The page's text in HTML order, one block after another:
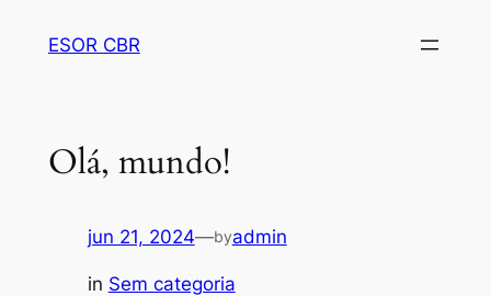
ESOR CBR
Olá, mundo!
jun 21, 2024—byadmin
in Sem categoria